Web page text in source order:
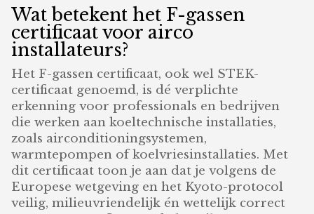
Wat betekent het F-gassen
certificaat voor airco
installateurs?
Het F-gassen certificaat, ook wel STEK-
certificaat genoemd, is dé verplichte
erkenning voor professionals en bedrijven
die werken aan koeltechnische installaties,
zoals airconditioningsystemen,
warmtepompen of koelvriesinstallaties. Met
dit certificaat toon je aan dat je volgens de
Europese wetgeving en het Kyoto-protocol
veilig, milieuvriendelijk én wettelijk correct